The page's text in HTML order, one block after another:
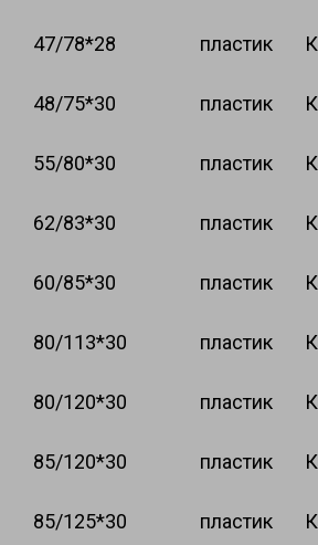
47/78*28 пластик
48/75*30 пластик
55/80*30 пластик
62/83*30 пластик
60/85*30 пластик
80/113*30 пластик
80/120*30 пластик
85/120*30 пластик
85/125*30 пластик